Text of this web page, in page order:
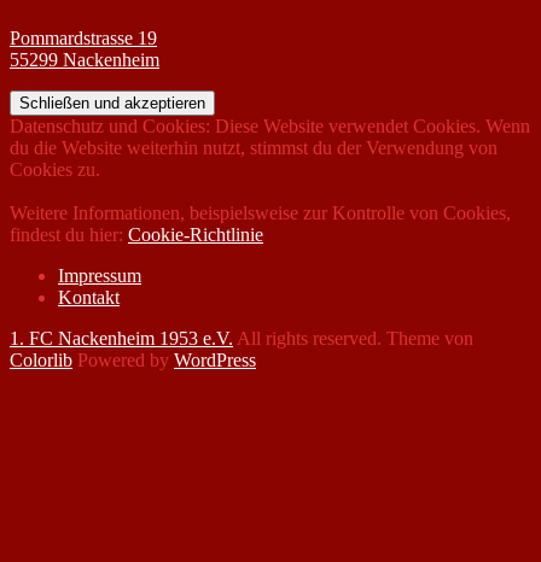
Pommardstrasse 19
55299 Nackenheim
Datenschutz und Cookies: Diese Website verwendet Cookies. Wenn
du die Website weiterhin nutzt, stimmst du der Verwendung von
Cookies zu.
Weitere Informationen, beispielsweise zur Kontrolle von Cookies,
findest du hier: Cookie-Richtlinie
Impressum
Kontakt
1. FC Nackenheim 1953 e.V. All rights reserved. Theme von
Colorlib Powered by WordPress